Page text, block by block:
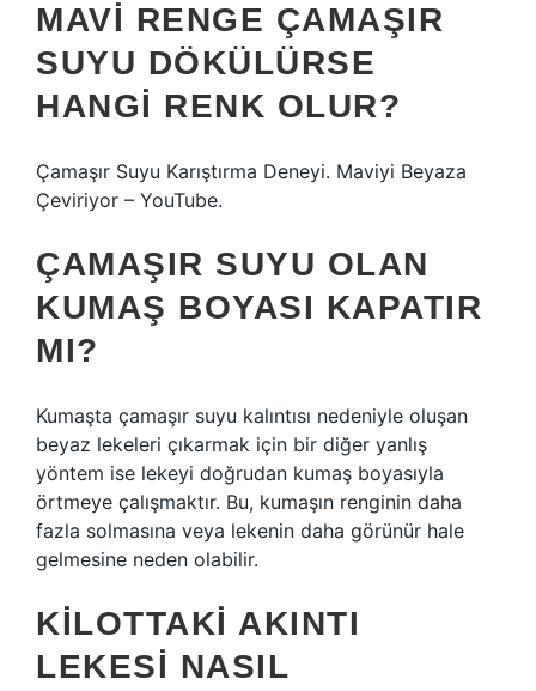
MAVI RENGE ÇAMAŞIR
SUYU DÖKÜLÜRSE
HANGI RENK OLUR?
Çamaşır Suyu Karıştırma Deneyi. Maviyi Beyaza
Çeviriyor – YouTube.
ÇAMAŞIR SUYU OLAN
KUMAŞ BOYASI KAPATIR
MI?
Kumaşta çamaşır suyu kalıntısı nedeniyle oluşan
beyaz lekeleri çıkarmak için bir diğer yanlış
yöntem ise lekeyi doğrudan kumaş boyasıyla
örtmeye çalışmaktır. Bu, kumaşın renginin daha
fazla solmasına veya lekenin daha görünür hale
gelmesine neden olabilir.
KILOTTAKI AKINTI
LEKESI NASIL